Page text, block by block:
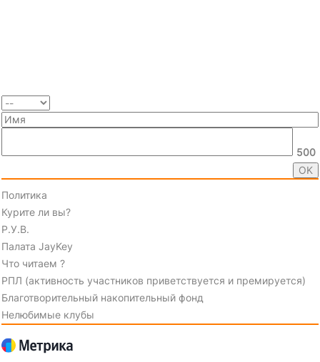
500
Политика
Курите ли вы?
Р.У.В.
Палата JayKey
Что читаем ?
РПЛ (активность участников приветствуется и премируется)
Благотворительный накопительный фонд
Нелюбимые клубы